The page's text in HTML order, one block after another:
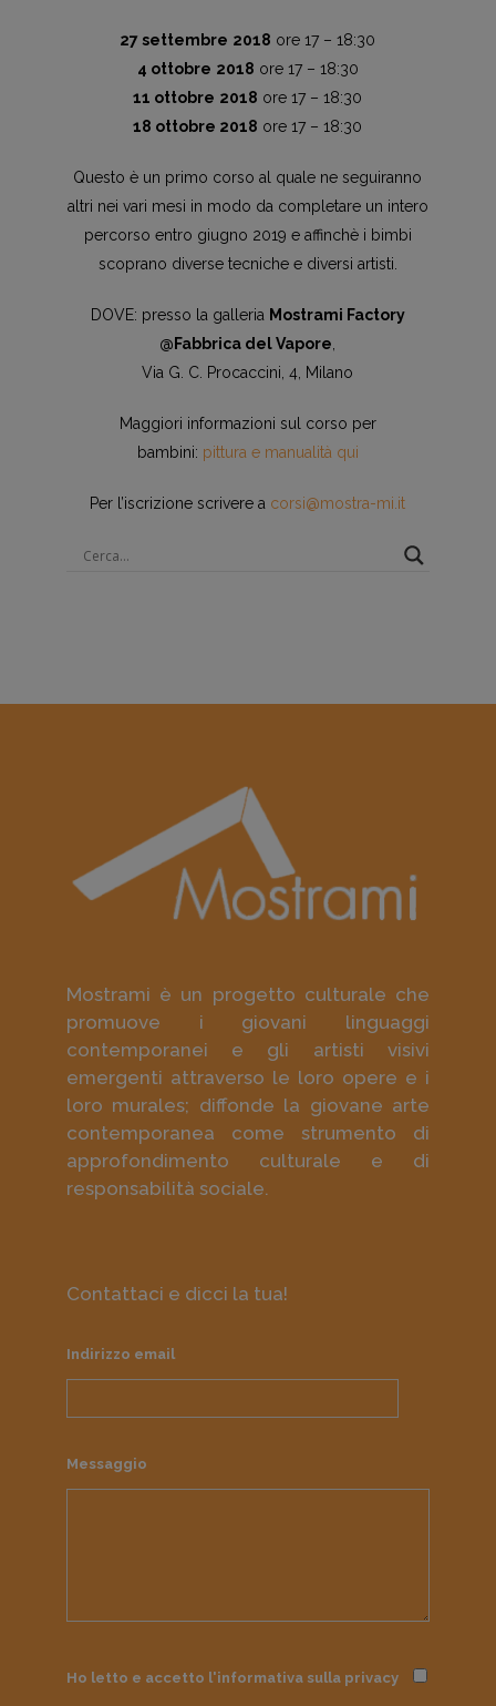
27 settembre 2018 ore 17 – 18:30
4 ottobre 2018 ore 17 – 18:30
11 ottobre 2018 ore 17 – 18:30
18 ottobre 2018 ore 17 – 18:30
Questo è un primo corso al quale ne seguiranno
altri nei vari mesi in modo da completare un intero
percorso entro giugno 2019 e affinchè i bimbi
scoprano diverse tecniche e diversi artisti.
DOVE: presso la galleria Mostrami Factory
@Fabbrica del Vapore,
Via G. C. Procaccini, 4, Milano
Maggiori informazioni sul corso per
bambini: pittura e manualità qui
Per l’iscrizione scrivere a corsi@mostra-mi.it
Mostrami è un progetto culturale che
promuove i giovani linguaggi
contemporanei e gli artisti visivi
emergenti attraverso le loro opere e i
loro murales; diffonde la giovane arte
contemporanea come strumento di
approfondimento culturale e di
responsabilità sociale.
Contattaci e dicci la tua!
Indirizzo email
Messaggio
Ho letto e accetto l'informativa sulla privacy